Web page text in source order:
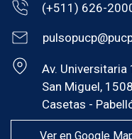
(+511) 626-
Av. Universitaria
San Miguel,
Casetas -
Ver en Google